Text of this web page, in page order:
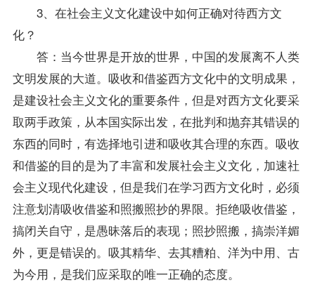
3、在社会主义文化建设中如何正确对待西方文
化？
答：当今世界是开放的世界，中国的发展离不人类
文明发展的大道。吸收和借鉴西方文化中的文明成果，
是建设社会主义文化的重要条件，但是对西方文化要采
取两手政策 ，从本国实际出发，在批判和抛弃其错误的
东西的同时，有选择地引进和吸收其合理的东西。吸收
和借鉴的目的是为了丰富和发展社会主义文化，加速社
会主义现代化建设，但是我们在学习西方文化时，必须
注意划清吸收借鉴和照搬照抄的界限。拒绝吸收借鉴，
搞闭关自守，是愚昧落后的表现；照抄照搬，搞崇洋媚
外，更是错误的。吸其精华、去其糟粕、洋为中用、古
为今用，是我们应采取的唯一正确的态度。